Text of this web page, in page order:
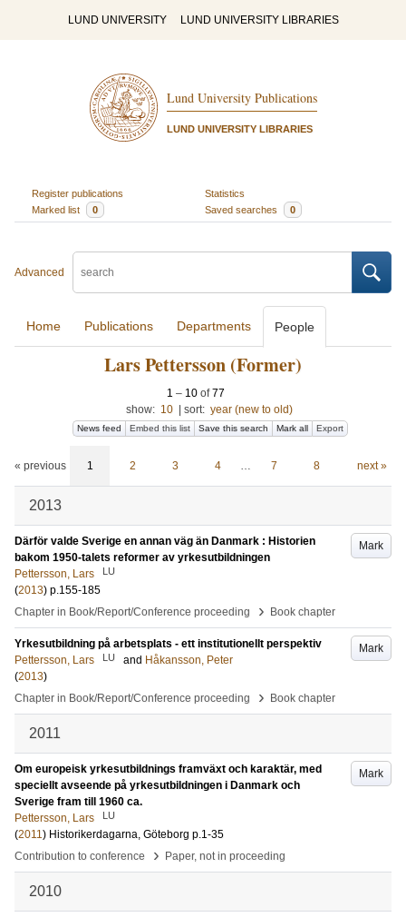
LUND UNIVERSITY LUND UNIVERSITY LIBRARIES
Lund University Publications
LUND UNIVERSITY LIBRARIES
Register publications
Statistics
Marked list
0 Saved searches 0
Advanced
Home Publications Departments People
Lars Pettersson (Former)
1 – 10 of77
show: 10 sort: year (new to old)
News feed Embed this list Save this search Mark all Export
« previous 1 2 3 4 … 7 8 next »
2013
Mark
Därför valde Sverige en annan väg än Danmark : Historien
bakom 1950-talets reformer av yrkesutbildningen
Pettersson, Lars
LU
(2013) p.155-185
Chapter in Book/Report/Conference proceeding
› Book chapter
Mark
Yrkesutbildning på arbetsplats - ett institutionellt perspektiv
Pettersson, Lars
LU and Håkansson, Peter
(2013)
Chapter in Book/Report/Conference proceeding
› Book chapter
2011
Mark
Om europeisk yrkesutbildnings framväxt och karaktär, med
speciellt avseende på yrkesutbildningen i Danmark och
Sverige fram till 1960 ca.
Pettersson, Lars
LU
(2011) Historikerdagarna, Göteborg p.1-35
Contribution to conference
› Paper, not in proceeding
2010